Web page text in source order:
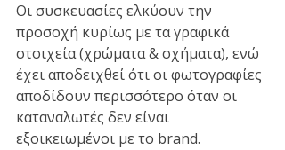
Οι συσκευασίες ελκύουν την
προσοχή κυρίως με τα γραφικά
στοιχεία (χρώματα & σχήματα), ενώ
έχει αποδειχθεί ότι οι φωτογραφίες
αποδίδουν περισσότερο όταν οι
καταναλωτές δεν είναι
εξοικειωμένοι με το brand.